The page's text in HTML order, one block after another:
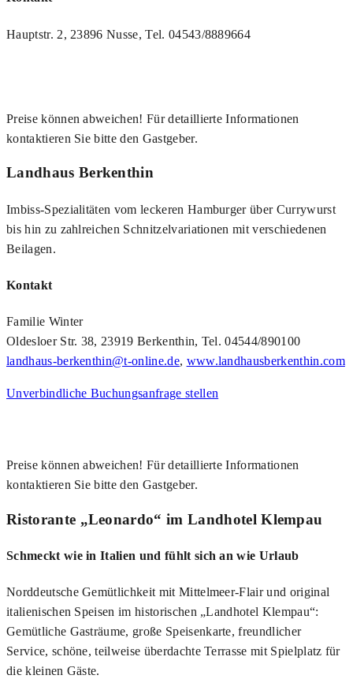
Hauptstr. 2, 23896 Nusse, Tel. 04543/8889664
Preise können abweichen! Für detaillierte Informationen
kontaktieren Sie bitte den Gastgeber.
Landhaus Berkenthin
Imbiss-Spezialitäten vom leckeren Hamburger über Currywurst
bis hin zu zahlreichen Schnitzelvariationen mit verschiedenen
Beilagen.
Kontakt
Familie Winter
Oldesloer Str. 38, 23919 Berkenthin, Tel. 04544/890100
landhaus-berkenthin@t-online.de, www.landhausberkenthin.com
Unverbindliche Buchungsanfrage stellen
Preise können abweichen! Für detaillierte Informationen
kontaktieren Sie bitte den Gastgeber.
Ristorante „Leonardo“ im Landhotel Klempau
Schmeckt wie in Italien und fühlt sich an wie Urlaub
Norddeutsche Gemütlichkeit mit Mittelmeer-Flair und original
italienischen Speisen im historischen „Landhotel Klempau“:
Gemütliche Gasträume, große Speisenkarte, freundlicher
Service, schöne, teilweise überdachte Terrasse mit Spielplatz für
die kleinen Gäste.